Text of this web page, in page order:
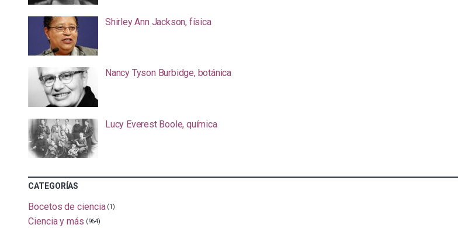
Shirley Ann Jackson, física
Nancy Tyson Burbidge, botánica
Lucy Everest Boole, química
CATEGORÍAS
Bocetos de ciencia (1)
Ciencia y más (964)